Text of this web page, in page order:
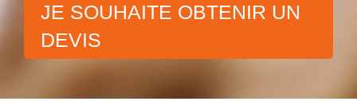
JE SOUHAITE OBTENIR UN
DEVIS